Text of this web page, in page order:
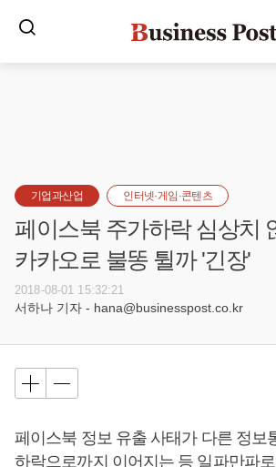
기업과산업 인터넷·게임·콘텐츠
페이스북 주가하락 심상치
카카오로 불똥 튈까 '긴장'
2018-08-01 15:32:21
서하나 기자 - hana@businesspost.co.kr
페이스북 정보 유출 사태가 다른 정보
하락으로까지 이어지는 등 일파만파